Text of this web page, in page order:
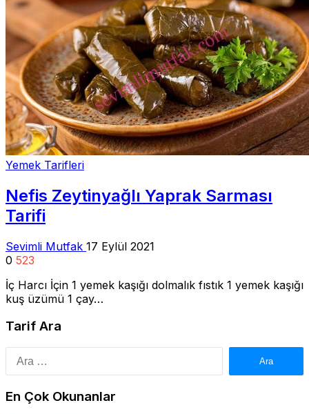
Yemek Tarifleri
Nefis Zeytinyağlı Yaprak Sarması
Tarifi
Sevimli Mutfak 17 Eylül 2021
0 523
İç Harcı İçin 1 yemek kaşığı dolmalık fıstık 1 yemek kaşığı
kuş üzümü 1 çay…
Tarif Ara
En Çok Okunanlar